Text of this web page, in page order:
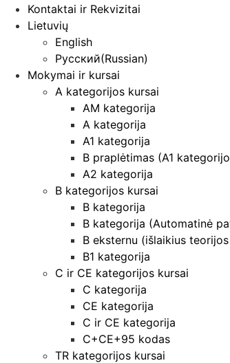
Kontaktai ir Rekvizitai
Lietuvių
English
Русский(Russian)
Mokymai ir kursai
A kategorijos kursai
AM kategorija
A kategorija
A1 kategorija
B praplėtimas (A1
A2 kategorija
B kategorijos kursai
B kategorija
B kategorija (Automatinė
B eksternu (išlaikius
B1 kategorija
C ir CE kategorijos kursai
C kategorija
CE kategorija
C ir CE kategorija
C+CE+95 kodas
TR kategorijos kursai